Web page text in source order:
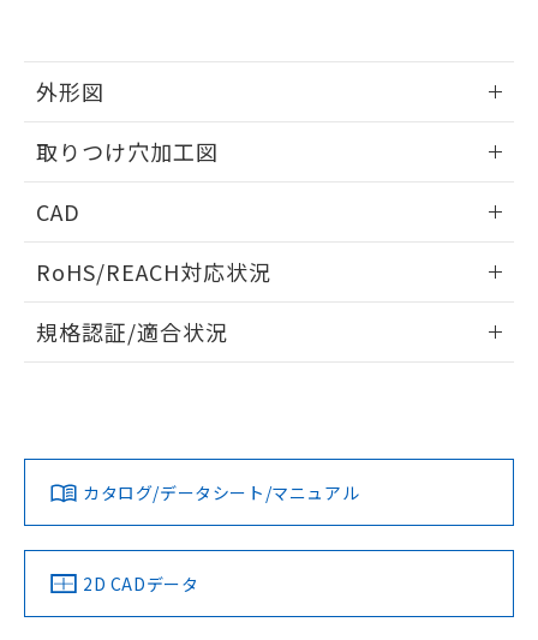
外形図
取りつけ穴加工図
CAD
ドすることができます。
ログイン/会員登録
ダウンロードデータをご利用いただく前に、以下を必ずお読
みください。
ソフトウェアの使用条件
RoHS/REACH対応状況
EU RoHS 注意事項・凡例
対応済み
中国 RoHS 注意事項・凡例
規格認証/適合状況
カタログ/データシート/マニュアル
2D CADデータ
品・サービスに関するお客様との取
の共同利用に関して"
用者の範囲」に記載されている法人を
EU RoHS指令（10物質）の非含有証明書
51物質の非含有証明書（当社基準）
※本証明書は発行日時点で非含有を証明す
物質の対応では、対応完了までの期間は出
荷製品に未対応品が混在することから備考
欄に対応日を記載しておりました。
既に当社にて対応品への在庫切替を完了